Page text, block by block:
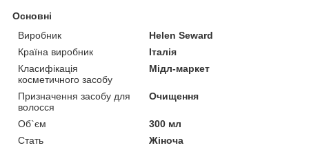
Основні
Виробник
Helen Seward
Країна виробник
Італія
Класифікація
косметичного засобу
Мідл-маркет
Призначення засобу для
волосся
Очищення
Об`єм
300 мл
Стать
Жіноча